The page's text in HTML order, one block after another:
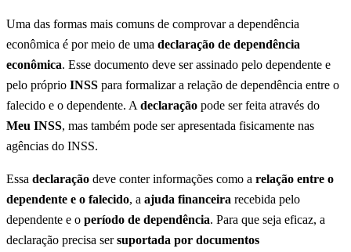
Uma das formas mais comuns de comprovar a dependência
econômica é por meio de uma declaração de dependência
econômica. Esse documento deve ser assinado pelo dependente e
pelo próprio INSS para formalizar a relação de dependência entre o
falecido e o dependente. A declaração pode ser feita através do
Meu INSS, mas também pode ser apresentada fisicamente nas
agências do INSS.
Essa declaração deve conter informações como a relação entre o
dependente e o falecido, a ajuda financeira recebida pelo
dependente e o período de dependência. Para que seja eficaz, a
declaração precisa sersuportada por documentos